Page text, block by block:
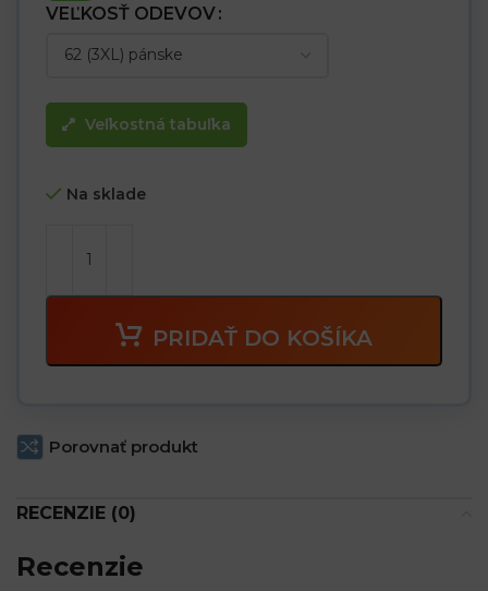
VEĽKOSŤ ODEVOV
Veľkostná tabuľka
Na sklade
PRIDAŤ DO KOŠÍKA
Porovnať produkt
RECENZIE (0)
Recenzie